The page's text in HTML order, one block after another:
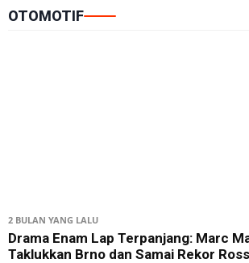
OTOMOTIF
2 BULAN YANG LALU
Drama Enam Lap Terpanjang: Marc
Taklukkan Brno dan Samai Rekor